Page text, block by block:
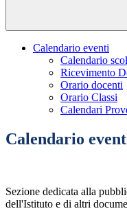
Calendario eventi
Calendario
Ricevimento
Orario docenti
Orario Classi
Calendari
Calendario
Sezione dedicata alla
dell'Istituto e di altri